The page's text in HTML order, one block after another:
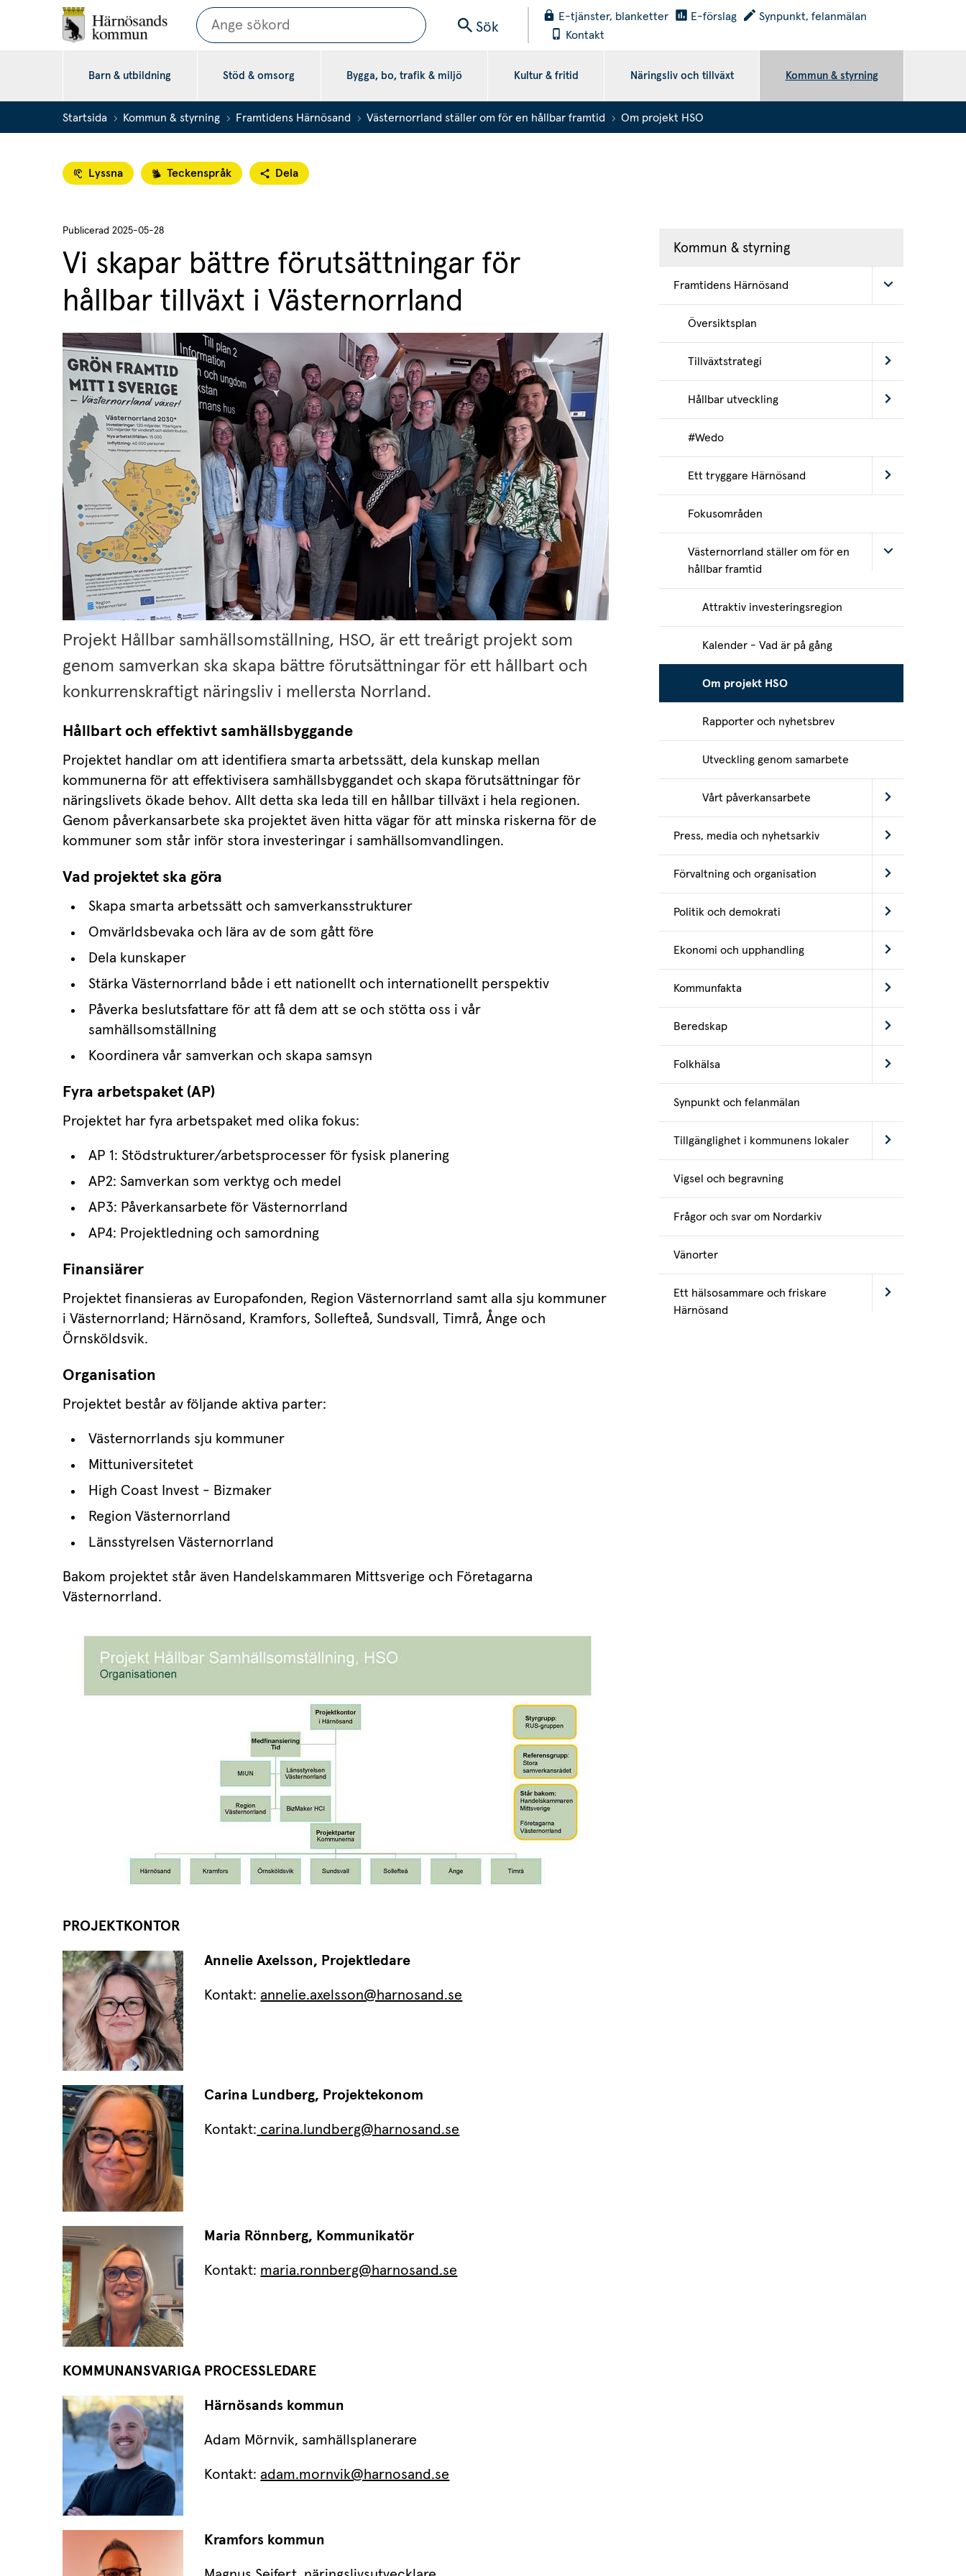
Sök
Sök
E-tjänster, blanketter E-förslag
Synpunkt, felanmälan
Kontakt
Barn & utbildning Stöd & omsorg Bygga, bo, trafik & miljö Kultur & fritid Näringsliv och tillväxt Kommun & styrning
Startsida Kommun & styrning Framtidens Härnösand Västernorrland ställer om för en hållbar framtid Om projekt HSO
Lyssna Teckenspråk Dela
Publicerad 2025-05-28
Vi skapar bättre förutsättningar för
hållbar tillväxt i Västernorrland
Projekt Hållbar samhällsomställning, HSO, är ett treårigt projekt som
genom samverkan ska skapa bättre förutsättningar för ett hållbart och
konkurrenskraftigt näringsliv i mellersta Norrland.
Hållbart och effektivt samhällsbyggande
Projektet handlar om att identifiera smarta arbetssätt, dela kunskap mellan
kommunerna för att effektivisera samhällsbyggandet och skapa förutsättningar för
näringslivets ökade behov. Allt detta ska leda till en hållbar tillväxt i hela regionen.
Genom påverkansarbete ska projektet även hitta vägar för att minska riskerna för de
kommuner som står inför stora investeringar i samhällsomvandlingen.
Vad projektet ska göra
Skapa smarta arbetssätt och samverkansstrukturer
Omvärldsbevaka och lära av de som gått före
Dela kunskaper
Stärka Västernorrland både i ett nationellt och internationellt perspektiv
Påverka beslutsfattare för att få dem att se och stötta oss i vår
samhällsomställning
Koordinera vår samverkan och skapa samsyn
Fyra arbetspaket (AP)
Projektet har fyra arbetspaket med olika fokus:
AP 1: Stödstrukturer/arbetsprocesser för fysisk planering
AP2: Samverkan som verktyg och medel
AP3: Påverkansarbete för Västernorrland
AP4: Projektledning och samordning
Finansiärer
Projektet finansieras av Europafonden, Region Västernorrland samt alla sju kommuner
i Västernorrland; Härnösand, Kramfors, Sollefteå, Sundsvall, Timrå, Ånge och
Örnsköldsvik.
Organisation
Projektet består av följande aktiva parter:
Västernorrlands sju kommuner
Mittuniversitetet
High Coast Invest - Bizmaker
Region Västernorrland
Länsstyrelsen Västernorrland
Bakom projektet står även Handelskammaren Mittsverige och Företagarna
Västernorrland.
PROJEKTKONTOR
Annelie Axelsson, Projektledare
Kontakt: annelie.axelsson@harnosand.se
Carina Lundberg, Projektekonom
Kontakt: carina.lundberg@harnosand.se
Maria Rönnberg, Kommunikatör
Kontakt: maria.ronnberg@harnosand.se
KOMMUNANSVARIGA PROCESSLEDARE
Härnösands kommun
Adam Mörnvik, samhällsplanerare
Kontakt: adam.mornvik@harnosand.se
Kramfors kommun
Kommun & styrning
Framtidens Härnösand
Översiktsplan
Tillväxtstrategi
Hållbar utveckling
#Wedo
Ett tryggare Härnösand
Fokusområden
Västernorrland ställer om för en
hållbar framtid
Attraktiv investeringsregion
Kalender - Vad är på gång
Om projekt HSO
Rapporter och nyhetsbrev
Utveckling genom samarbete
Vårt påverkansarbete
Press, media och nyhetsarkiv
Förvaltning och organisation
Politik och demokrati
Ekonomi och upphandling
Kommunfakta
Beredskap
Folkhälsa
Synpunkt och felanmälan
Tillgänglighet i kommunens lokaler
Vigsel och begravning
Frågor och svar om Nordarkiv
Vänorter
Ett hälsosammare och friskare
Härnösand